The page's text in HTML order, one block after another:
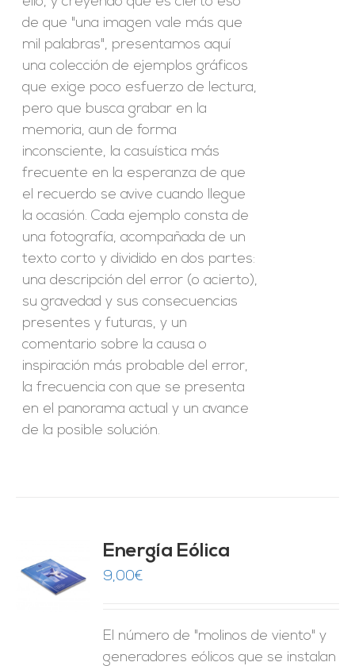
de que "una imagen vale más que
mil palabras", presentamos aquí
una colección de ejemplos gráficos
que exige poco esfuerzo de lectura,
pero que busca grabar en la
memoria, aun de forma
inconsciente, la casuística más
frecuente en la esperanza de que
el recuerdo se avive cuando llegue
la ocasión. Cada ejemplo consta de
una fotografía, acompañada de un
texto corto y dividido en dos partes:
una descripción del error (o acierto),
su gravedad y sus consecuencias
presentes y futuras, y un
comentario sobre la causa o
inspiración más probable del error,
la frecuencia con que se presenta
en el panorama actual y un avance
de la posible solución.
Energía Eólica
9,00€
El número de "molinos de viento" y
generadores eólicos que se instalan